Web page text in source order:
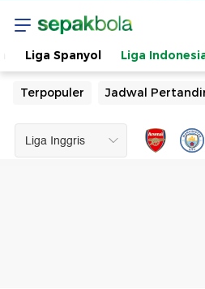
Liga Spanyol Liga
Terpopuler Jadwal